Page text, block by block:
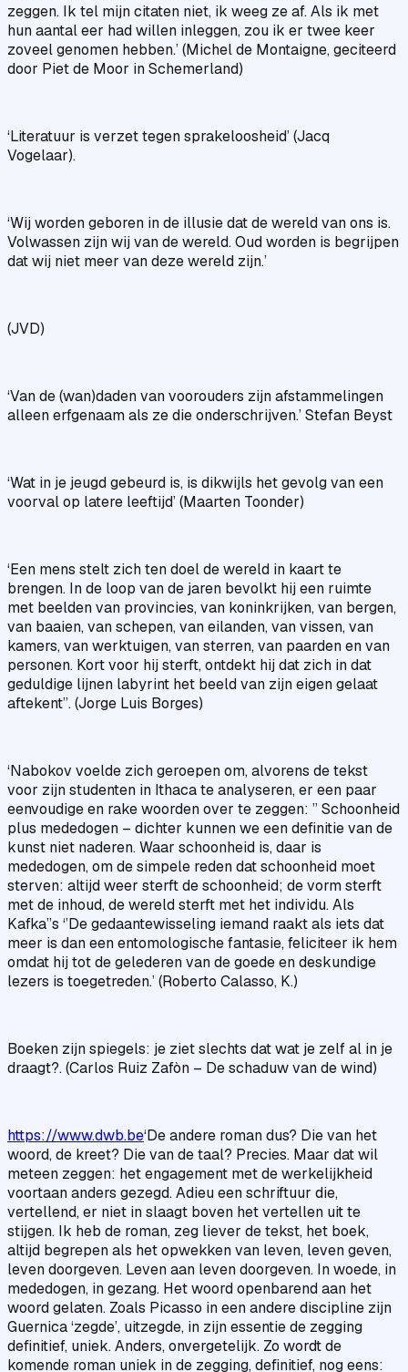
zeggen. Ik tel mijn citaten niet, ik weeg ze af. Als ik met
hun aantal eer had willen inleggen, zou ik er twee keer
zoveel genomen hebben.’ (Michel de Montaigne, geciteerd
door Piet de Moor in Schemerland)
‘Literatuur is verzet tegen sprakeloosheid’ (Jacq
Vogelaar).
‘Wij worden geboren in de illusie dat de wereld van ons is.
Volwassen zijn wij van de wereld. Oud worden is begrijpen
dat wij niet meer van deze wereld zijn.’
(JVD)
‘Van de (wan)daden van voorouders zijn afstammelingen
alleen erfgenaam als ze die onderschrijven.’ Stefan Beyst
‘Wat in je jeugd gebeurd is, is dikwijls het gevolg van een
voorval op latere leeftijd’ (Maarten Toonder)
‘Een mens stelt zich ten doel de wereld in kaart te
brengen. In de loop van de jaren bevolkt hij een ruimte
met beelden van provincies, van koninkrijken, van bergen,
van baaien, van schepen, van eilanden, van vissen, van
kamers, van werktuigen, van sterren, van paarden en van
personen. Kort voor hij sterft, ontdekt hij dat zich in dat
geduldige lijnen labyrint het beeld van zijn eigen gelaat
aftekent”. (Jorge Luis Borges)
‘Nabokov voelde zich geroepen om, alvorens de tekst
voor zijn studenten in Ithaca te analyseren, er een paar
eenvoudige en rake woorden over te zeggen: ” Schoonheid
plus mededogen – dichter kunnen we een definitie van de
kunst niet naderen. Waar schoonheid is, daar is
mededogen, om de simpele reden dat schoonheid moet
sterven: altijd weer sterft de schoonheid; de vorm sterft
met de inhoud, de wereld sterft met het individu. Als
Kafka’’s ‘’De gedaantewisseling iemand raakt als iets dat
meer is dan een entomologische fantasie, feliciteer ik hem
omdat hij tot de gelederen van de goede en deskundige
lezers is toegetreden.’ (Roberto Calasso, K.)
Boeken zijn spiegels: je ziet slechts dat wat je zelf al in je
draagt?. (Carlos Ruiz Zafòn – De schaduw van de wind)
https://www.dwb.be‘De andere roman dus? Die van het
woord, de kreet? Die van de taal? Precies. Maar dat wil
meteen zeggen: het engagement met de werkelijkheid
voortaan anders gezegd. Adieu een schriftuur die,
vertellend, er niet in slaagt boven het vertellen uit te
stijgen. Ik heb de roman, zeg liever de tekst, het boek,
altijd begrepen als het opwekken van leven, leven geven,
leven doorgeven. Leven aan leven doorgeven. In woede, in
mededogen, in gezang. Het woord openbarend aan het
woord gelaten. Zoals Picasso in een andere discipline zijn
Guernica ‘zegde’, uitzegde, in zijn essentie de zegging
definitief, uniek. Anders, onvergetelijk. Zo wordt de
komende roman uniek in de zegging, definitief, nog eens: